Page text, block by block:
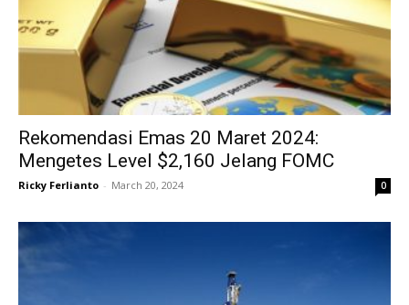
Rekomendasi Emas 20 Maret 2024:
Mengetes Level $2,160 Jelang FOMC
Ricky Ferlianto - March 20, 2024 0